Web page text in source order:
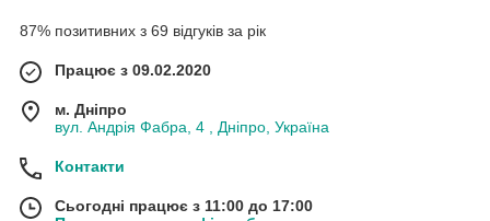
87% позитивних з 69 відгуків за рік
Працює з 09.02.2020
м. Дніпро
вул. Андрія Фабра, 4 , Дніпро, Україна
Контакти
Сьогодні працює з 11:00 до 17:00